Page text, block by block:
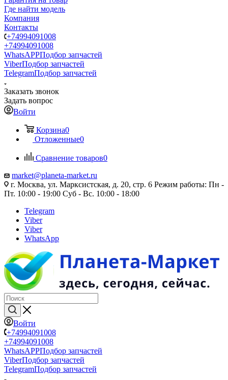
Где найти модель
Компания
Контакты
+74994091008
+74994091008
WhatsAPPПодбор запчастей
ViberПодбор запчастей
TelegramПодбор запчастей
Заказать звонок
Задать вопрос
Войти
Корзина0
Отложенные0
Сравнение товаров0
market@planeta-market.ru
г. Москва, ул. Марксистская, д. 20, стр. 6 Режим работы: Пн -
Пт. 10:00 - 19:00 Суб - Вс. 10:00 - 18:00
Telegram
Viber
Viber
WhatsApp
Войти
+74994091008
+74994091008
WhatsAPPПодбор запчастей
ViberПодбор запчастей
TelegramПодбор запчастей